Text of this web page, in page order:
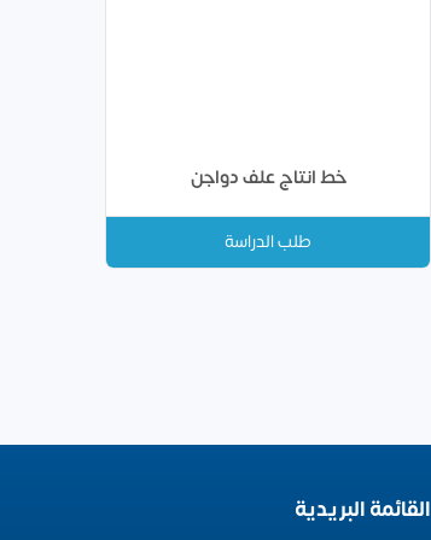
خط انتاج علف دواجن
طلب الدراسة
القائمة البريدية